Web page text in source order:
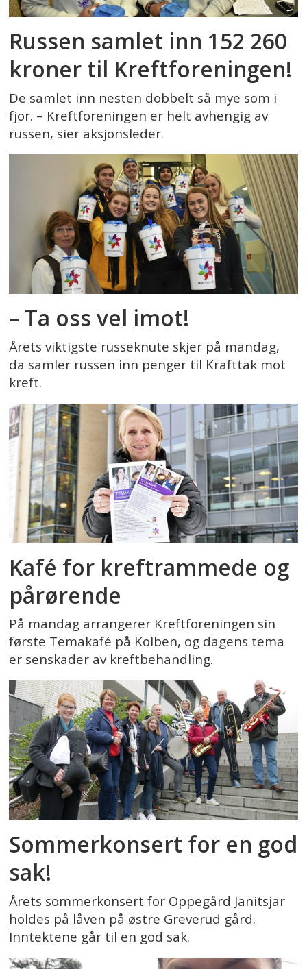
Russen samlet inn 152 260
kroner til Kreftforeningen!
De samlet inn nesten dobbelt så mye som i
fjor. – Kreftforeningen er helt avhengig av
russen, sier aksjonsleder.
– Ta oss vel imot!
Årets viktigste russeknute skjer på mandag,
da samler russen inn penger til Krafttak mot
kreft.
Kafé for kreftrammede og
pårørende
På mandag arrangerer Kreftforeningen sin
første Temakafé på Kolben, og dagens tema
er senskader av kreftbehandling.
Sommerkonsert for en god
sak!
Årets sommerkonsert for Oppegård Janitsjar
holdes på låven på østre Greverud gård.
Inntektene går til en god sak.